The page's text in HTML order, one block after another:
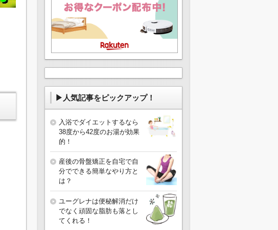
▶人気記事をピックアップ！
入浴でダイエットするなら
38度から42度のお湯が効果
的！
産後の骨盤矯正を自宅で自
分でできる簡単なやり方と
は？
ユーグレナは便秘解消だけ
でなく頑固な脂肪も落とし
てくれる！